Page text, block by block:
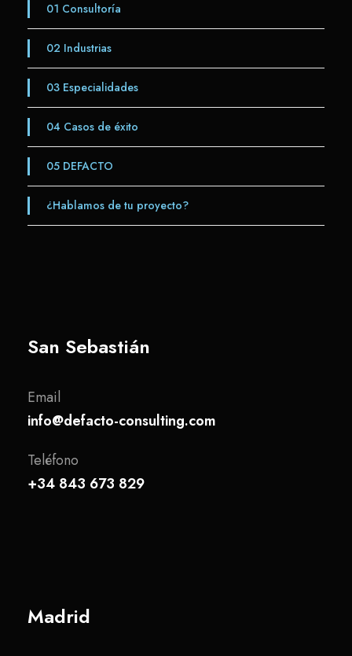
01 Consultoría
02 Industrias
03 Especialidades
04 Casos de éxito
05 DEFACTO
¿Hablamos de tu proyecto?
San Sebastián
Email
info@defacto-consulting.com
Teléfono
+34 843 673 829
Madrid